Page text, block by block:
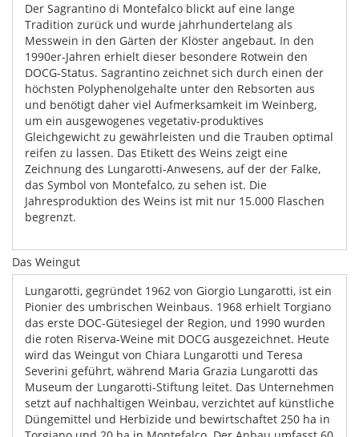
Der Sagrantino di Montefalco blickt auf eine lange
Tradition zurück und wurde jahrhundertelang als
Messwein in den Gärten der Klöster angebaut. In den
1990er-Jahren erhielt dieser besondere Rotwein den
DOCG-Status. Sagrantino zeichnet sich durch einen der
höchsten Polyphenolgehalte unter den Rebsorten aus
und benötigt daher viel Aufmerksamkeit im Weinberg,
um ein ausgewogenes vegetativ-produktives
Gleichgewicht zu gewährleisten und die Trauben optimal
reifen zu lassen. Das Etikett des Weins zeigt eine
Zeichnung des Lungarotti-Anwesens, auf der der Falke,
das Symbol von Montefalco, zu sehen ist. Die
Jahresproduktion des Weins ist mit nur 15.000 Flaschen
begrenzt.
Das Weingut
Lungarotti, gegründet 1962 von Giorgio Lungarotti, ist ein
Pionier des umbrischen Weinbaus. 1968 erhielt Torgiano
das erste DOC-Gütesiegel der Region, und 1990 wurden
die roten Riserva-Weine mit DOCG ausgezeichnet. Heute
wird das Weingut von Chiara Lungarotti und Teresa
Severini geführt, während Maria Grazia Lungarotti das
Museum der Lungarotti-Stiftung leitet. Das Unternehmen
setzt auf nachhaltigen Weinbau, verzichtet auf künstliche
Düngemittel und Herbizide und bewirtschaftet 250 ha in